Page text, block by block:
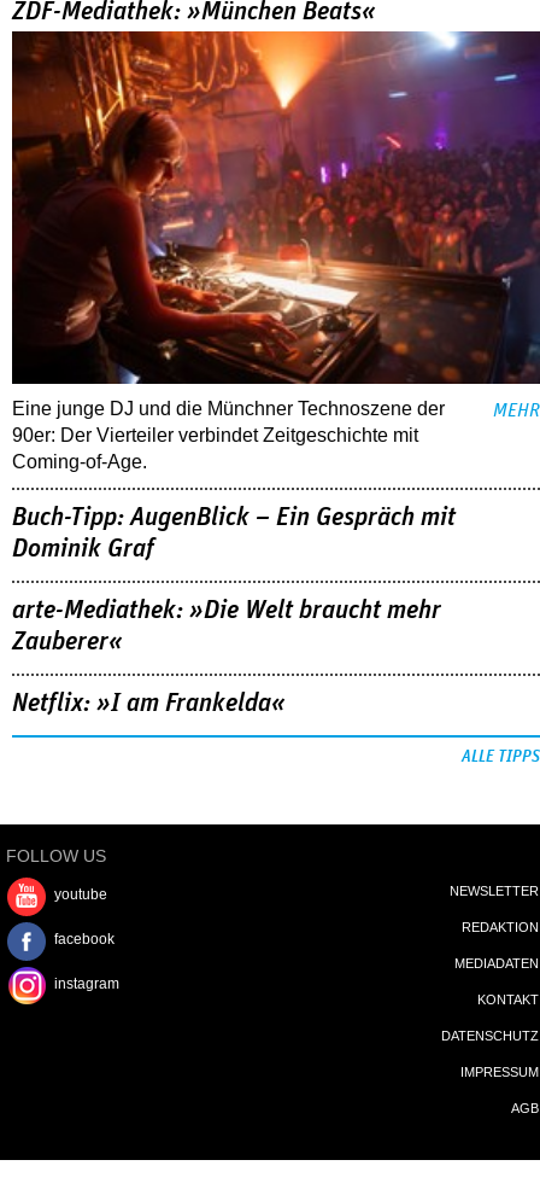
ZDF-Mediathek: »München Beats«
Eine junge DJ und die Münchner Technoszene der
90er: Der Vierteiler verbindet Zeitgeschichte mit
Coming-of-Age.
MEHR
Buch-Tipp: AugenBlick – Ein Gespräch mit
Dominik Graf
arte-Mediathek: »Die Welt braucht mehr
Zauberer«
Netflix: »I am Frankelda«
ALLE TIPPS
FOLLOW US
youtube
facebook
instagram
NEWSLETTER
REDAKTION
MEDIADATEN
KONTAKT
DATENSCHUTZ
IMPRESSUM
AGB